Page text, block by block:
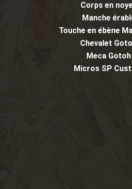
Corps en
Manche
Touche en ébène
Chevalet
Meca Gotoh
Micros SP